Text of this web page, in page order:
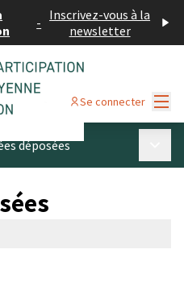
- Inscrivez-vous à la
newsletter
Se connecter
déposées